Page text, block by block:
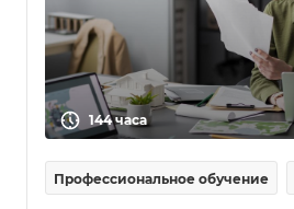
144 часа
Профессиональное обучение